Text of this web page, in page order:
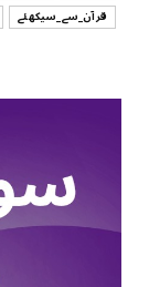
قرآن_سے_سیکھئے